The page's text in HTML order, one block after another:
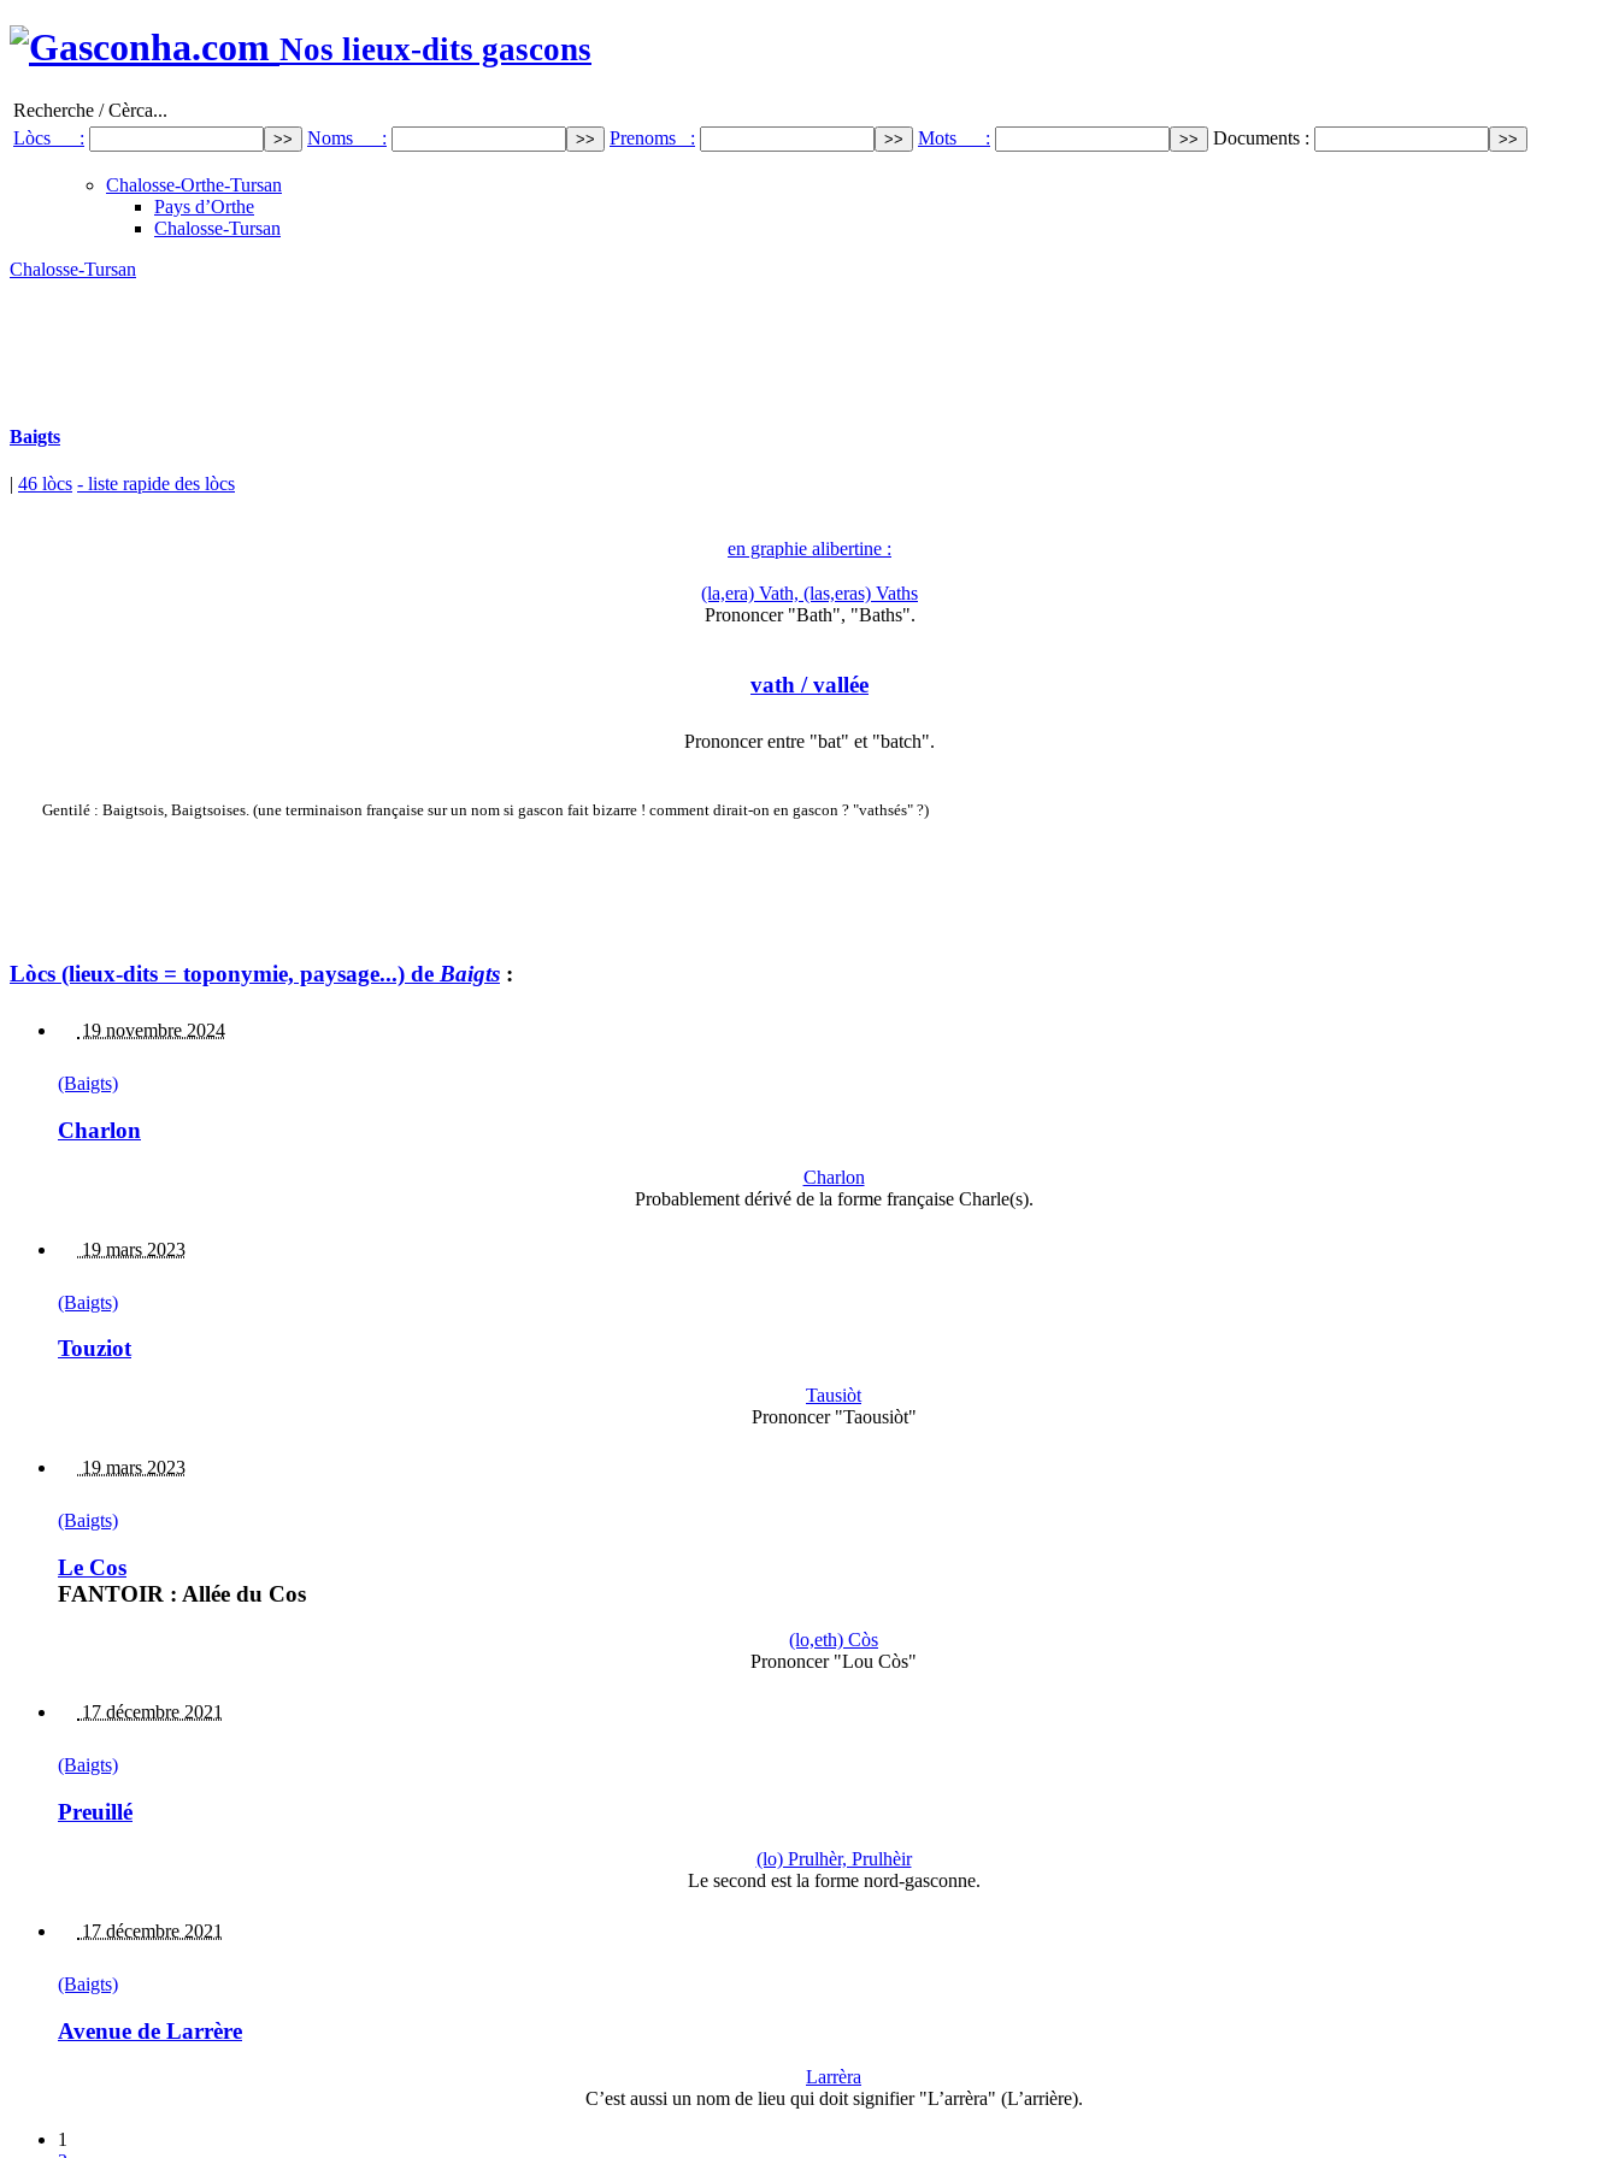
Nos lieux-dits gascons
Recherche / Cèrca...
Lòcs :
Noms : Prenoms : Mots : Documents :
Chalosse-Orthe-Tursan
Pays d’Orthe
Chalosse-Tursan
Chalosse-Tursan
Baigts
| 46 lòcs - liste rapide des lòcs
en graphie alibertine :
(la,era) Vath, (las,eras) Vaths
Prononcer "Bath", "Baths".
vath / vallée
Prononcer entre "bat" et "batch".
Gentilé : Baigtsois, Baigtsoises. (une terminaison française sur un nom si gascon fait bizarre ! comment dirait-on en gascon ? "vathsés" ?)
Lòcs (lieux-dits = toponymie, paysage...) de Baigts :
19 novembre 2024
(Baigts)
Charlon
Charlon
Probablement dérivé de la forme française Charle(s).
19 mars 2023
(Baigts)
Touziot
Tausiòt
Prononcer "Taousiòt"
19 mars 2023
(Baigts)
Le Cos
FANTOIR : Allée du Cos
(lo,eth) Còs
Prononcer "Lou Còs"
17 décembre 2021
(Baigts)
Preuillé
(lo) Prulhèr, Prulhèir
Le second est la forme nord-gasconne.
17 décembre 2021
(Baigts)
Avenue de Larrère
Larrèra
C’est aussi un nom de lieu qui doit signifier "L’arrèra" (L’arrière).
1